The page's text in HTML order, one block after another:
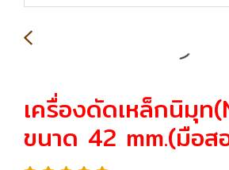
เครื่องดัดเหล็กนิมุท
ขนาด 42 mm.(มือส